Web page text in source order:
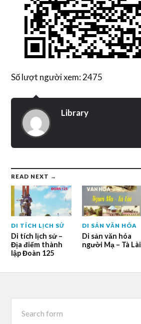
Số lượt người xem: 2475
Library
READ NEXT →
DI TÍCH LỊCH SỬ
Di tích lịch sử –
Địa điểm thành
lập Đoàn 125
DI SẢN VĂN HÓA
Di sản văn hóa
người Mạ – Tà Lài